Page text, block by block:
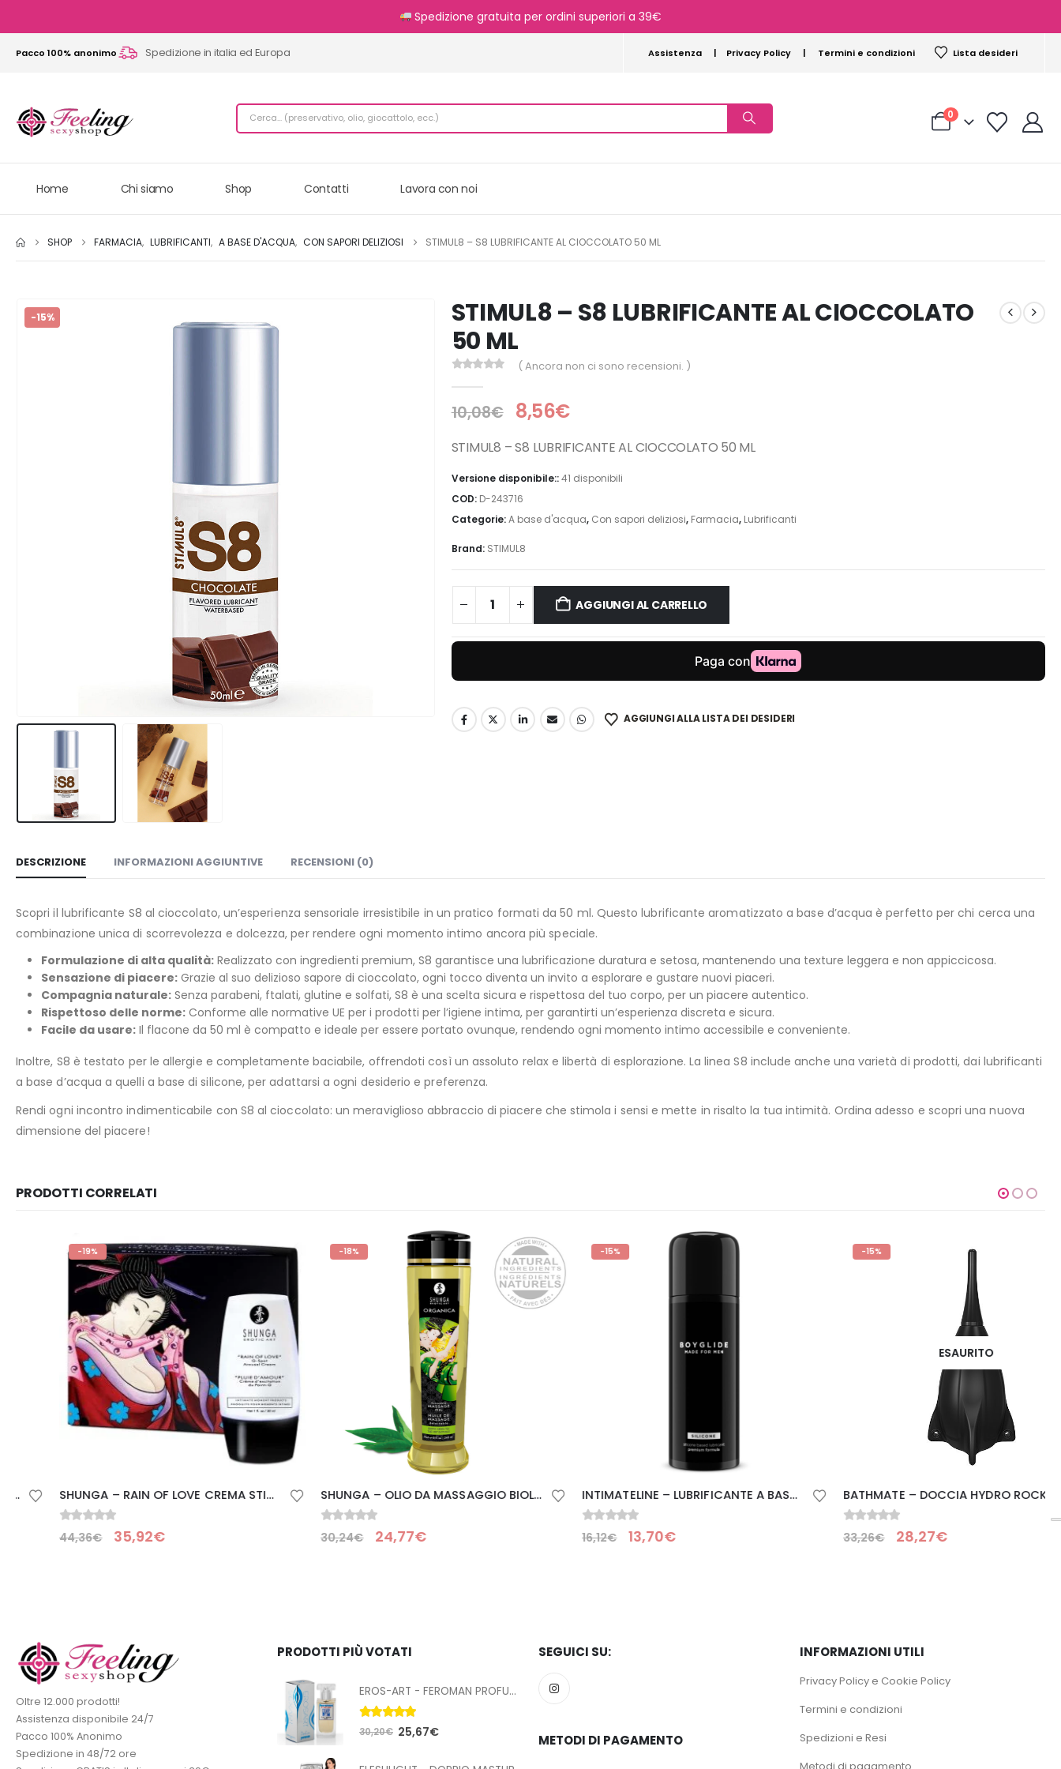
Spedizione gratuita per ordini superiori a 39€
Pacco 100% anonimo Spedizione in italia ed Europa Assistenza | Privacy Policy | Termini e condizioni Lista desideri
0
Home Chi siamo Shop Contatti Lavora con noi
SHOP FARMACIA, LUBRIFICANTI, A BASE D'ACQUA, CON SAPORI DELIZIOSI STIMUL8 – S8 LUBRIFICANTE AL CIOCCOLATO 50 ML
-15%
STIMUL8 – S8 LUBRIFICANTE AL CIOCCOLATO
50 ML
( Ancora non ci sono recensioni. )
10,08€ 8,56€
STIMUL8 – S8 LUBRIFICANTE AL CIOCCOLATO 50 ML
Versione disponibile::41 disponibili
COD: D-243716
Categorie:A base d'acqua, Con sapori deliziosi, Farmacia, Lubrificanti
Brand: STIMUL8
AGGIUNGI AL CARRELLO
AGGIUNGI ALLA LISTA DEI DESIDERI
DESCRIZIONE INFORMAZIONI AGGIUNTIVE RECENSIONI (0)
Scopri il lubrificante S8 al cioccolato, un’esperienza sensoriale irresistibile in un pratico formati da 50 ml. Questo lubrificante aromatizzato a base d’acqua è perfetto per chi cerca una
combinazione unica di scorrevolezza e dolcezza, per rendere ogni momento intimo ancora più speciale.
Formulazione di alta qualità: Realizzato con ingredienti premium, S8 garantisce una lubrificazione duratura e setosa, mantenendo una texture leggera e non appiccicosa.
Sensazione di piacere: Grazie al suo delizioso sapore di cioccolato, ogni tocco diventa un invito a esplorare e gustare nuovi piaceri.
Compagnia naturale: Senza parabeni, ftalati, glutine e solfati, S8 è una scelta sicura e rispettosa del tuo corpo, per un piacere autentico.
Rispettoso delle norme: Conforme alle normative UE per i prodotti per l’igiene intima, per garantirti un’esperienza discreta e sicura.
Facile da usare: Il flacone da 50 ml è compatto e ideale per essere portato ovunque, rendendo ogni momento intimo accessibile e conveniente.
Inoltre, S8 è testato per le allergie e completamente baciabile, offrendoti così un assoluto relax e libertà di esplorazione. La linea S8 include anche una varietà di prodotti, dai lubrificanti
a base d’acqua a quelli a base di silicone, per adattarsi a ogni desiderio e preferenza.
Rendi ogni incontro indimenticabile con S8 al cioccolato: un meraviglioso abbraccio di piacere che stimola i sensi e mette in risalto la tua intimità. Ordina adesso e scopri una nuova
dimensione del piacere!
PRODOTTI CORRELATI
SHUNGA – RAIN OF LOVE CREMA STIMOLANTE PUNTO G
35,92 €
-18%
SHUNGA – OLIO DA MASSAGGIO BIOLOGICO TÈ VERDE 240 ML
24,77 €
-15%
INTIMATELINE – LUBRIFICANTE A BASE SILICONE BOYGLIDE 100 ML
13,70 €
ESAURITO
BATHMATE – DOCCIA HYDRO ROCKET
28,27 €
Oltre 12.000 prodotti!
Assistenza disponibile 24/7
Pacco 100% Anonimo
Spedizione in 48/72 ore
PRODOTTI PIÙ VOTATI
EROS-ART - FEROMAN PROFUMO FEROMONI PER UOMO 50 ML
5.00Su 5
30,20€ 25,67€
SEGUICI SU:
METODI DI PAGAMENTO
INFORMAZIONI UTILI
Privacy Policy e Cookie Policy
Termini e condizioni
Spedizioni e Resi